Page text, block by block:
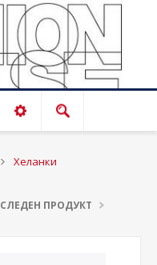
Хеланки
СЛЕДЕН ПРОДУКТ